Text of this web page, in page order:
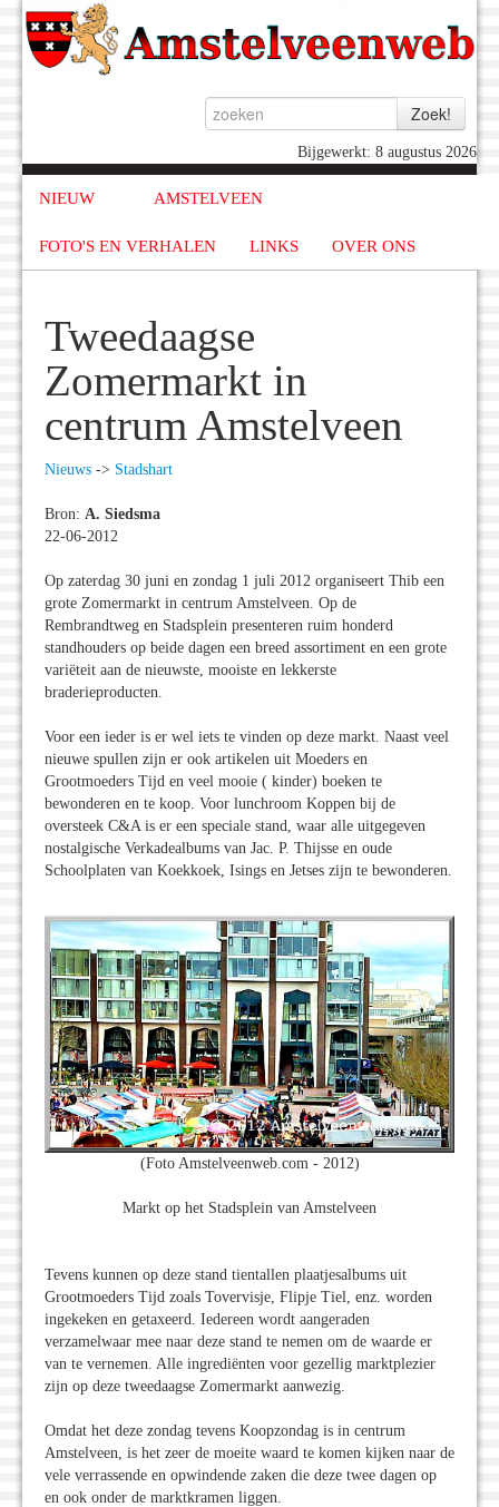
Bijgewerkt: 8 augustus 2026
NIEUW AMSTELVEEN
FOTO'S EN VERHALEN LINKS OVER ONS
Tweedaagse
Zomermarkt in
centrum Amstelveen
Nieuws -> Stadshart
Bron: A. Siedsma
22-06-2012
Op zaterdag 30 juni en zondag 1 juli 2012 organiseert Thib een
grote Zomermarkt in centrum Amstelveen. Op de
Rembrandtweg en Stadsplein presenteren ruim honderd
standhouders op beide dagen een breed assortiment en een grote
variëteit aan de nieuwste, mooiste en lekkerste
braderieproducten.
Voor een ieder is er wel iets te vinden op deze markt. Naast veel
nieuwe spullen zijn er ook artikelen uit Moeders en
Grootmoeders Tijd en veel mooie ( kinder) boeken te
bewonderen en te koop. Voor lunchroom Koppen bij de
oversteek C&A is er een speciale stand, waar alle uitgegeven
nostalgische Verkadealbums van Jac. P. Thijsse en oude
Schoolplaten van Koekkoek, Isings en Jetses zijn te bewonderen.
(Foto Amstelveenweb.com - 2012)
Markt op het Stadsplein van Amstelveen
Tevens kunnen op deze stand tientallen plaatjesalbums uit
Grootmoeders Tijd zoals Tovervisje, Flipje Tiel, enz. worden
ingekeken en getaxeerd. Iedereen wordt aangeraden
verzamelwaar mee naar deze stand te nemen om de waarde er
van te vernemen. Alle ingrediënten voor gezellig marktplezier
zijn op deze tweedaagse Zomermarkt aanwezig.
Omdat het deze zondag tevens Koopzondag is in centrum
Amstelveen, is het zeer de moeite waard te komen kijken naar de
vele verrassende en opwindende zaken die deze twee dagen op
en ook onder de marktkramen liggen.